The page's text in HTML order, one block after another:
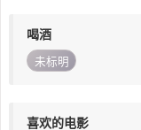
喝酒
未标明
喜欢的电影